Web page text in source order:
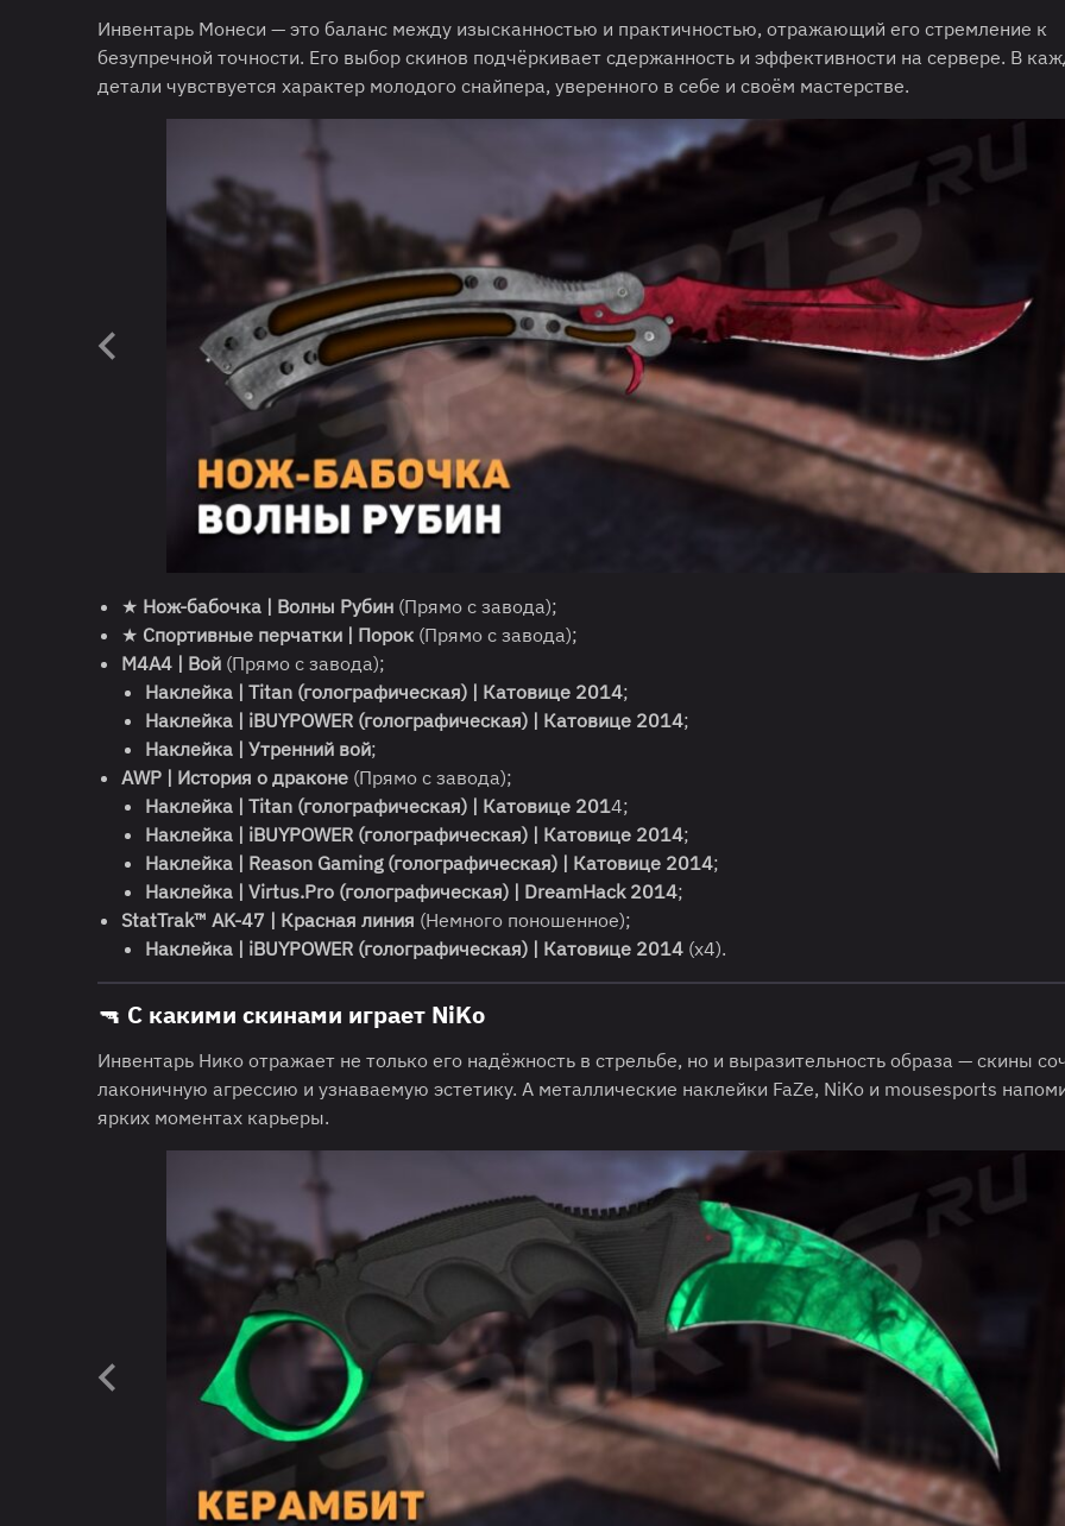
Инвентарь Монеси — это баланс между изысканностью и практичностью, отражающий его стремление к
безупречной точности. Его выбор скинов подчёркивает сдержанность и эффективности на сервере. В
детали чувствуется характер молодого снайпера, уверенного в себе и своём мастерстве.
★ Нож-бабочка | Волны Рубин (Прямо с завода);
★ Спортивные перчатки | Порок (Прямо с завода);
M4A4 | Вой (Прямо с завода);
Наклейка | Titan (голографическая) | Катовице 2014;
Наклейка | iBUYPOWER (голографическая) | Катовице 2014;
Наклейка | Утренний вой;
AWP | История о драконе (Прямо с завода);
Наклейка | Titan (голографическая) | Катовице 2014;
Наклейка | iBUYPOWER (голографическая) | Катовице 2014;
Наклейка | Reason Gaming (голографическая) | Катовице 2014;
Наклейка | Virtus.Pro (голографическая) | DreamHack 2014;
StatTrak™ AK-47 | Красная линия (Немного поношенное);
Наклейка | iBUYPOWER (голографическая) | Катовице 2014 (х4).
🔫 С какими скинами играет NiKo
Инвентарь Нико отражает не только его надёжность в стрельбе, но и выразительность образа — скины
лаконичную агрессию и узнаваемую эстетику. А металлические наклейки FaZe, NiKo и mousesports
ярких моментах карьеры.